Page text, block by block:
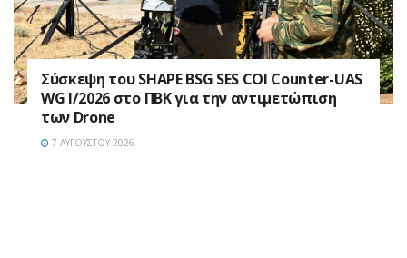
Σύσκεψη του SHAPE BSG SES COI Counter-UAS
WG I/2026 στο ΠΒΚ για την αντιμετώπιση
των Drone
7 ΑΥΓΟΎΣΤΟΥ 2026